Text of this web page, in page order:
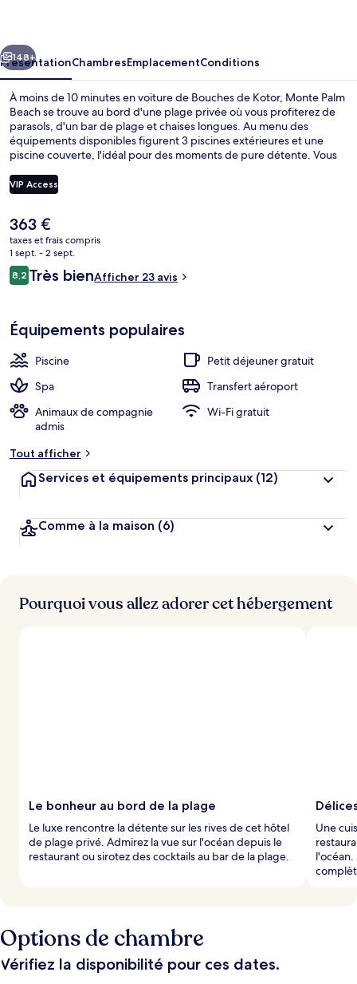
Suivant
148+
PrésentationChambresEmplacementConditions
À moins de 10 minutes en voiture de Bouches de Kotor, Monte Palm
Beach se trouve au bord d'une plage privée où vous profiterez de
parasols, d'un bar de plage et chaises longues. Au menu des
équipements disponibles figurent 3 piscines extérieures et une
piscine couverte, l'idéal pour des moments de pure détente. Vous
massages aux pierres chaudes, des soins d'aromathérapie et un
service de manucure et pédicure. Le restaurant est idéal pour
boisson fraiche au bar en bord de piscine. Cet hôtel de luxe abrite
en outre 2 bars/lounges, une salle de fitness et un sauna. Les autres
voyageurs ne disent que du bien en ce qui concerne le personnel
attentionné.
VIP Access
Le
prix
actuel
est
de
363 €
taxes et frais compris
1 sept. - 2 sept.
Avis
voyageurs
8,28,2 sur 10
Très bienAfficher 23 avis
Équipements populaires
Piscine
Petit déjeuner gratuit
Spa
Transfert aéroport
Animaux de compagnie
admis
Wi-Fi gratuit
Tout afficher
Services et équipements principaux (12)
Comme à la maison (6)
Pourquoi vous allez adorer cet hébergement
Le bonheur au bord de la plage
Le luxe rencontre la détente sur les rives de cet hôtel
de plage privé. Admirez la vue sur l'océan depuis le
restaurant ou sirotez des cocktails au bar de la plage.
Une
Options de chambre
Vérifiez la disponibilité pour ces dates.